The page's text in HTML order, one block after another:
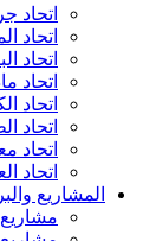
اتحاد
اتحاد
اتحاد
اتحاد
اتحاد
اتحاد
اتحاد
اتحاد
المشاريع
مشاريع